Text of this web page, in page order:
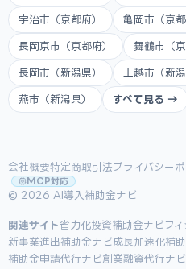
宇治市（京都府） 亀岡市（京都
長岡京市（京都府） 舞鶴市（京
長岡市（新潟県） 上越市（新潟
燕市（新潟県） すべて見る →
会社概要特定商取引法プライバシー
MCP対応
© 2026 AI導入補助金ナビ
関連サイト省力化投資補助金ナビ フ
新事業進出補助金ナビ成長加速化補
補助金申請代行ナビ創業融資代行ナビ